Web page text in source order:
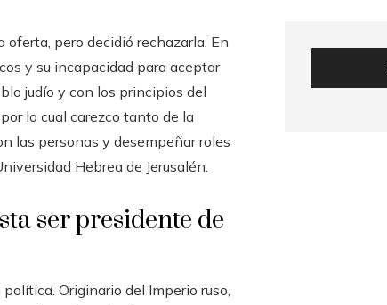
pero decidió rechazarla. En
y su incapacidad para aceptar
judío y con los principios del
lo cual carezco tanto de la
las personas y desempeñar roles
Hebrea de Jerusalén.
ser presidente de
Originario del Imperio ruso,